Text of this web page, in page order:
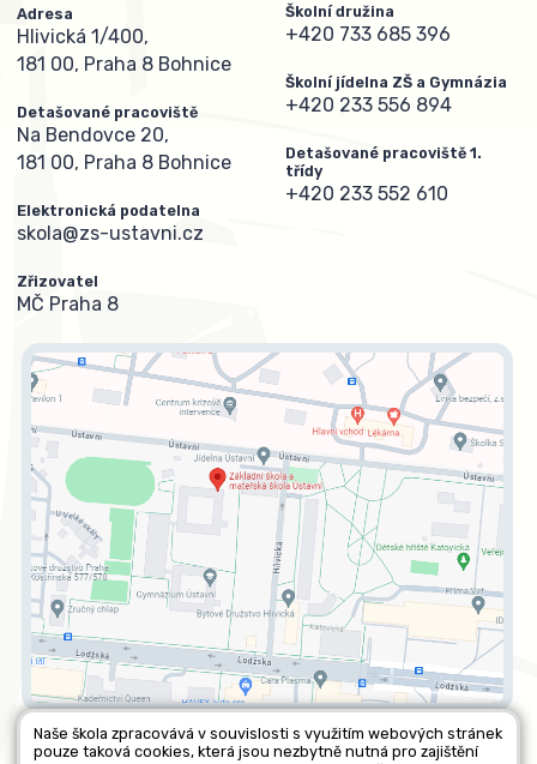
Adresa
Hlivická 1/400,
181 00, Praha 8 Bohnice
Detašované pracoviště
Na Bendovce 20,
181 00, Praha 8 Bohnice
Elektronická podatelna
skola@zs-ustavni.cz
Zřizovatel
MČ Praha 8
Školní družina
+420 733 685 396
Školní jídelna ZŠ a Gymnázia
+420 233 556 894
Detašované pracoviště 1.
třídy
+420 233 552 610
Naše škola zpracovává v souvislosti s využitím webových stránek
pouze taková cookies, která jsou nezbytně nutná pro zajištění